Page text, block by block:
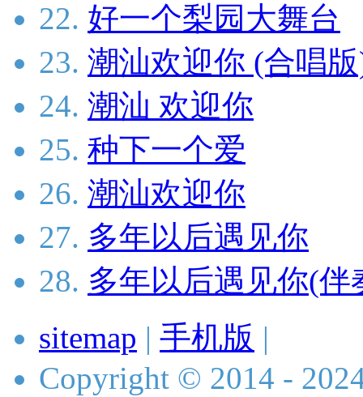
22. 好一个梨园大舞台
23. 潮汕欢迎你 (合唱
24. 潮汕 欢迎你
25. 种下一个爱
26. 潮汕欢迎你
27. 多年以后遇见你
28. 多年以后遇见你(伴
sitemap | 手机版 |
Copyright © 2014 -